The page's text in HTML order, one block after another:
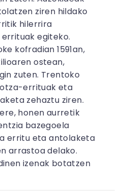
ziren hildako
hilerrira
egiteko.
kofradian 1591an,
ostean,
zuten. Trentoko
errituak eta
zehaztu ziren.
honen aurretik
bazegoela
erritu eta antolaketa
arrastoa delako.
izenak botatzen